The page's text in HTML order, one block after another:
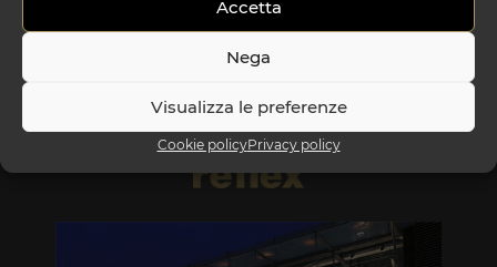
Accetta
Nega
Visualizza le preferenze
Cookie policyPrivacy policy